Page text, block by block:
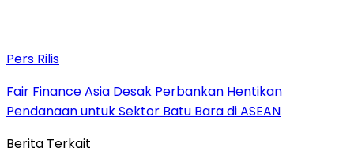
Pers Rilis
Fair Finance Asia Desak Perbankan Hentikan
Pendanaan untuk Sektor Batu Bara di ASEAN
Berita Terkait